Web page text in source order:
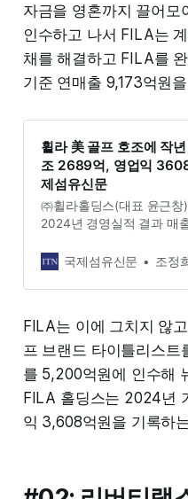
자금을 영혼까지 끌어모
인수하고 나서 FILA는
채를 해결하고 FILA를
기준 연매출 9,173억원
휠라 美 골프 호조에 작
조 2689억, 영업익
제섬유신문
㈜휠라홀딩스(대표 윤근창
2024년 경영실적 결과 매
다. 지난 21일 공시를 통해
국제섬유신문 조정
FILA는 이에 그치지 않
프 브랜드 타이틀리스트
를 5,200억원에 인수해
FILA 홀딩스는 2024년
익 3,608억원을 기록하